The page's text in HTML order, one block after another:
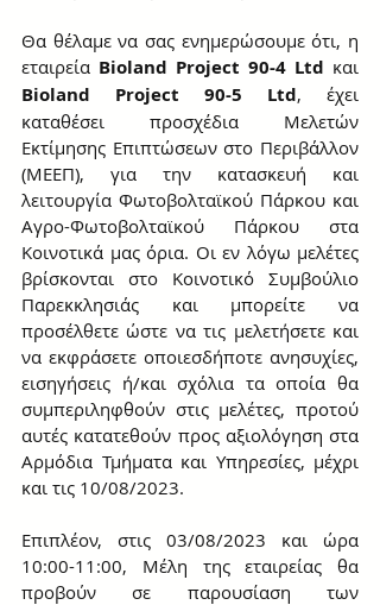
Θα θέλαμε να σας ενημερώσουμε ότι, η
εταιρεία Bioland Project 90-4 Ltd
Bioland Project 90-5 Ltd, έχει
καταθέσει προσχέδια Μελετών
Εκτίμησης Επιπτώσεων στο Περιβάλλον
(ΜΕΕΠ), για την κατασκευή και
λειτουργία Φωτοβολταϊκού Πάρκου και
Αγρο-Φωτοβολταϊκού Πάρκου στα
Κοινοτικά μας όρια. Οι εν λόγω μελέτες
βρίσκονται στο Κοινοτικό Συμβούλιο
Παρεκκλησιάς και μπορείτε να
προσέλθετε ώστε να τις μελετήσετε και
να εκφράσετε οποιεσδήποτε ανησυχίες,
εισηγήσεις ή/και σχόλια τα οποία θα
συμπεριληφθούν στις μελέτες, προτού
αυτές κατατεθούν προς αξιολόγηση στα
Αρμόδια Τμήματα και Υπηρεσίες, μέχρι
και τις 10/08/2023.
Επιπλέον, στις 03/08/2023 και ώρα
10:00-11:00, Μέλη της εταιρείας θα
προβούν σε παρουσίαση των